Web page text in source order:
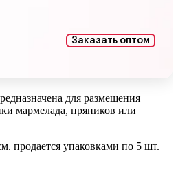
Заказать оптом
для размещения
мармелада, пряников или
продается упаковками по 5 шт.